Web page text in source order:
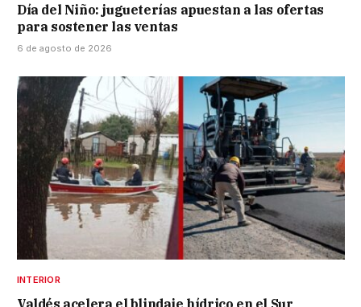
Día del Niño: jugueterías apuestan a las ofertas
para sostener las ventas
6 de agosto de 2026
INTERIOR